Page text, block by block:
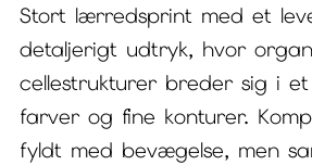
Stort lærredsprint med et
detaljerigt udtryk, hvor
cellestrukturer breder sig i
farver og fine konturer.
fyldt med bevægelse, men